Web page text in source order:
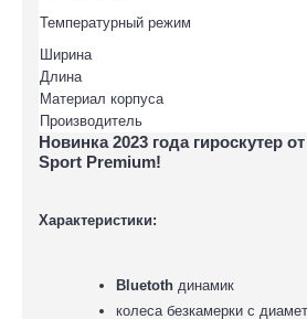
Температурный режим
Ширина
Длина
Материал корпуса
Производитель
Новинка 2023 года гироскутер от
Sport Premium!
Характеристики:
Bluetoth динамик
колеса безкамерки с